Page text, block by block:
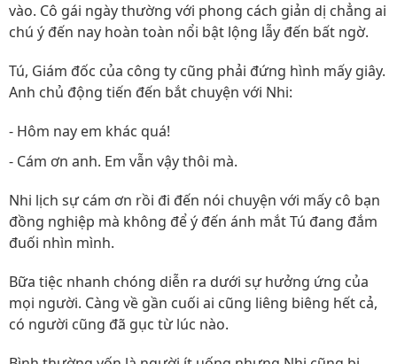
vào. Cô gái ngày thường với phong cách giản dị chẳng ai
chú ý đến nay hoàn toàn nổi bật lộng lẫy đến bất ngờ.
Tú, Giám đốc của công ty cũng phải đứng hình mấy giây.
Anh chủ động tiến đến bắt chuyện với Nhi:
- Hôm nay em khác quá!
- Cám ơn anh. Em vẫn vậy thôi mà.
Nhi lịch sự cám ơn rồi đi đến nói chuyện với mấy cô bạn
đồng nghiệp mà không để ý đến ánh mắt Tú đang đắm
đuối nhìn mình.
Bữa tiệc nhanh chóng diễn ra dưới sự hưởng ứng của
mọi người. Càng về gần cuối ai cũng liêng biêng hết cả,
có người cũng đã gục từ lúc nào.